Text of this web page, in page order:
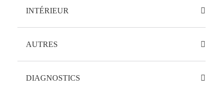
BARTHELEMY D
France
l'encadrement des
loyers
Nb Lots
Copropriété
Surface
INTÉRIEUR
Nombre pièces
AUTRES
Ascenseur
DIAGNOSTICS